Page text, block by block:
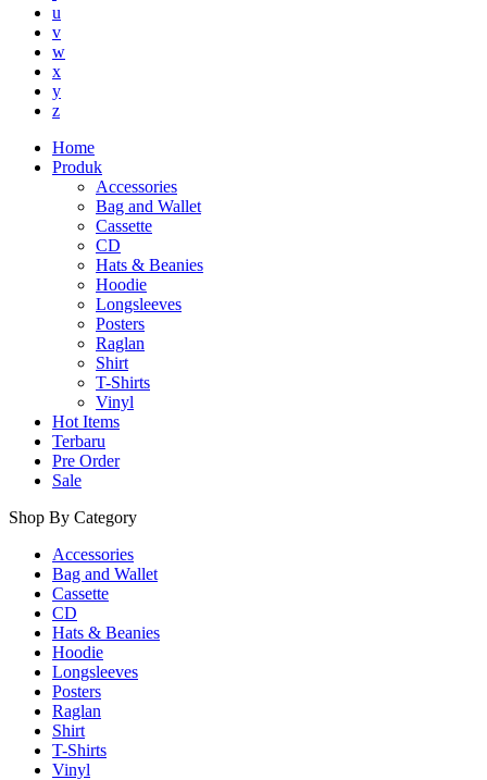
u
v
w
x
y
z
Home
Produk
Accessories
Bag and Wallet
Cassette
CD
Hats & Beanies
Hoodie
Longsleeves
Posters
Raglan
Shirt
T-Shirts
Vinyl
Hot Items
Terbaru
Pre Order
Sale
Shop By Category
Accessories
Bag and Wallet
Cassette
CD
Hats & Beanies
Hoodie
Longsleeves
Posters
Raglan
Shirt
T-Shirts
Vinyl